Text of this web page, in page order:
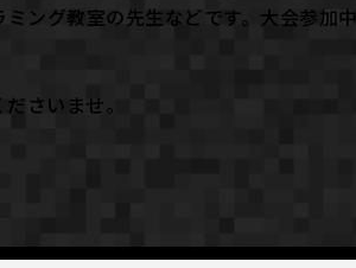
ング教室の先生などです。大会参加
さいませ。